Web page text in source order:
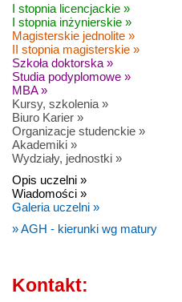
I stopnia licencjackie »
I stopnia inżynierskie »
Magisterskie jednolite »
II stopnia magisterskie »
Szkoła doktorska »
Studia podyplomowe »
MBA »
Kursy, szkolenia »
Biuro Karier »
Organizacje studenckie »
Akademiki »
Wydziały, jednostki »
Opis uczelni »
Wiadomości »
Galeria uczelni »
» AGH - kierunki wg matury
Kontakt: